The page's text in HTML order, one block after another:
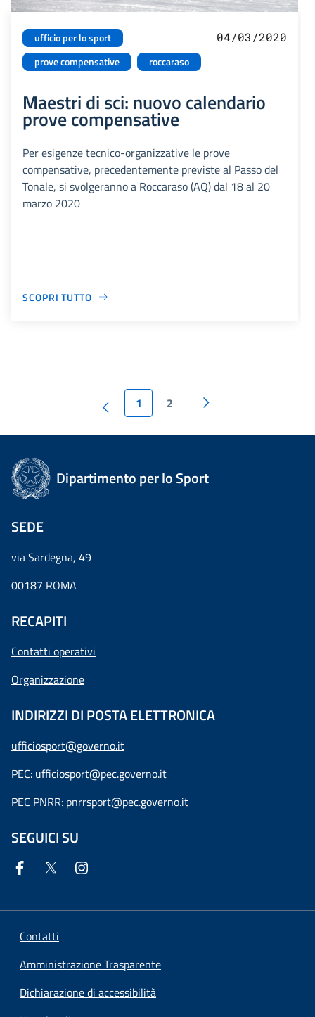
ufficio per lo sport
prove compensative
roccaraso
04/03/2020
Maestri di sci: nuovo calendario
prove compensative
Per esigenze tecnico-organizzative le prove
compensative, precedentemente previste al Passo del
Tonale, si svolgeranno a Roccaraso (AQ) dal 18 al 20
marzo 2020
SCOPRI TUTTO
1 2
Dipartimento per lo Sport
SEDE
via Sardegna, 49
00187 ROMA
RECAPITI
Contatti operativi
Organizzazione
INDIRIZZI DI POSTA ELETTRONICA
ufficiosport@governo.it
PEC: ufficiosport@pec.governo.it
PEC PNRR: pnrrsport@pec.governo.it
SEGUICI SU
Contatti
Amministrazione Trasparente
Dichiarazione di accessibilità